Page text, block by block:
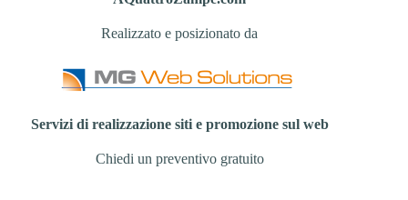
Realizzato e posizionato da
Servizi di realizzazione siti e promozione sul web
Chiedi un preventivo gratuito